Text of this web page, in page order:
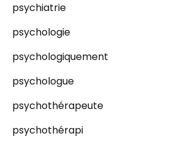
psychiatrie
psychologie
psychologiquement
psychologue
psychothérapeute
psychothérapi